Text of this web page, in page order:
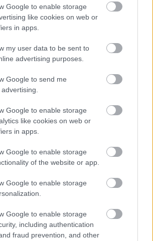
Google to enable storage
like cookies on web or
in apps.
my user data to be sent to
advertising purposes.
Google to send me
Google to enable storage
like cookies on web or
in apps.
Google to enable storage
of the website or app.
Google to enable storage
Google to enable storage
including authentication
fraud prevention, and other
οι μορφές τους